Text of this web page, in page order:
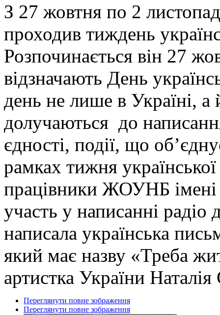
З 27 жовтня по 2
проходив тиждень
Розпочинається він 27
відзначають День
день не лише в Україні,
долучаються до
єдності, події, що
рамках тижня
працівники ЖОУНБ
участь у написанні радіо
написала українська
який має назву «Треба
артистка України
Переглянути повне зображення
Переглянути повне зображення